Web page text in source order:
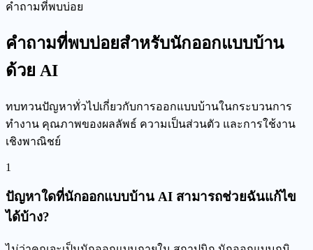
คำถามที่พบบ่อย
คำถามที่พบบ่อยสำหรับนักออกแบบบ้าน
ด้วย AI
ทบทวนปัญหาทั่วไปเกี่ยวกับการออกแบบบ้านในกระบวนการ
ทำงาน คุณภาพของผลลัพธ์ ความเป็นส่วนตัว และการใช้งาน
เชิงพาณิชย์
1
ปัญหาใดที่นักออกแบบบ้าน AI สามารถช่วยฉันแก้ไข
ได้บ้าง?